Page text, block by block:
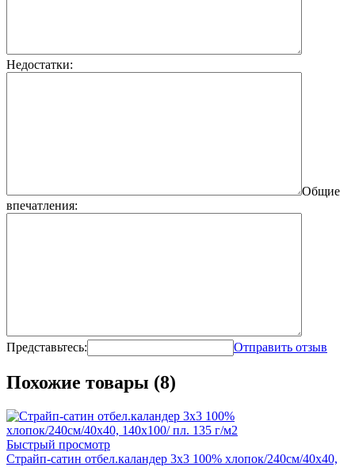
Недостатки:
Общие
впечатления:
Представьтесь: Отправить отзыв
Похожие товары (8)
Быстрый просмотр
Страйп-сатин отбел.каландер 3х3 100% хлопок/240см/40х40,